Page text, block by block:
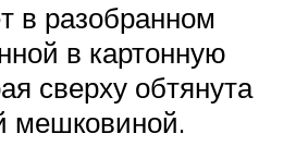
в разобранном
в картонную
сверху обтянута
мешковиной.